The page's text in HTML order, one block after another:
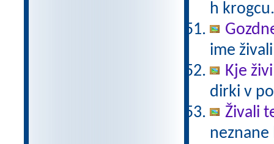
h krogcu.
ime
Kje
dirki v
Živali
neznane